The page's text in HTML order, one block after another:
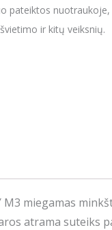
pateiktos
ir kitų veiksnių.
M3 miegamas
atrama suteiks